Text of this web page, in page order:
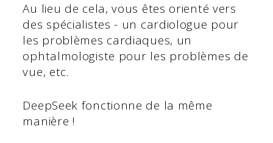
Au lieu de cela, vous êtes orienté vers
des spécialistes - un cardiologue pour
les problèmes cardiaques, un
ophtalmologiste pour les problèmes de
vue, etc.
DeepSeek fonctionne de la même
manière !